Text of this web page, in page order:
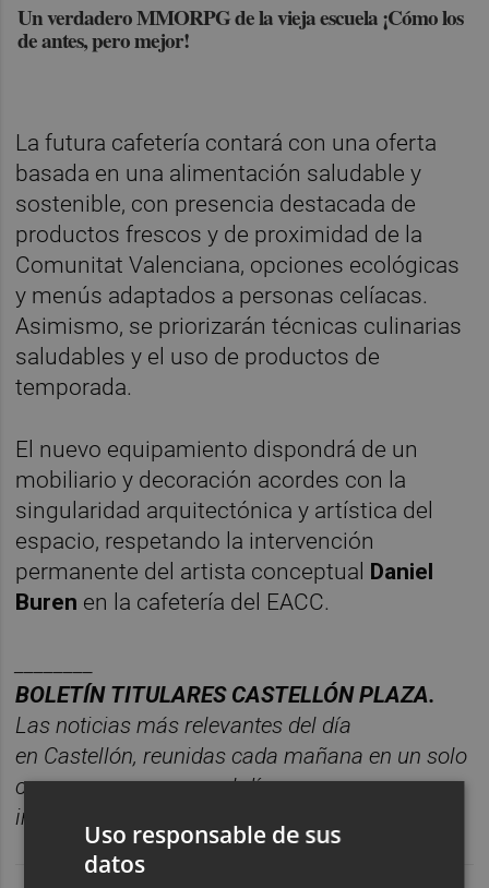
Un verdadero MMORPG de la vieja escuela ¡Cómo los
de antes, pero mejor!
La futura cafetería contará con una oferta
basada en una alimentación saludable y
sostenible, con presencia destacada de
productos frescos y de proximidad de la
Comunitat Valenciana, opciones ecológicas
y menús adaptados a personas celíacas.
Asimismo, se priorizarán técnicas culinarias
saludables y el uso de productos de
temporada.
El nuevo equipamiento dispondrá de un
mobiliario y decoración acordes con la
singularidad arquitectónica y artística del
espacio, respetando la intervención
permanente del artista conceptual Daniel
Buren en la cafetería del EACC.
BOLETÍNTITULARES CASTELLÓNPLAZA.
Las noticias más relevantes del día
en Castellón, reunidas cada mañana en un solo
correo para empezar el día
informado.
Uso responsable de sus
datos